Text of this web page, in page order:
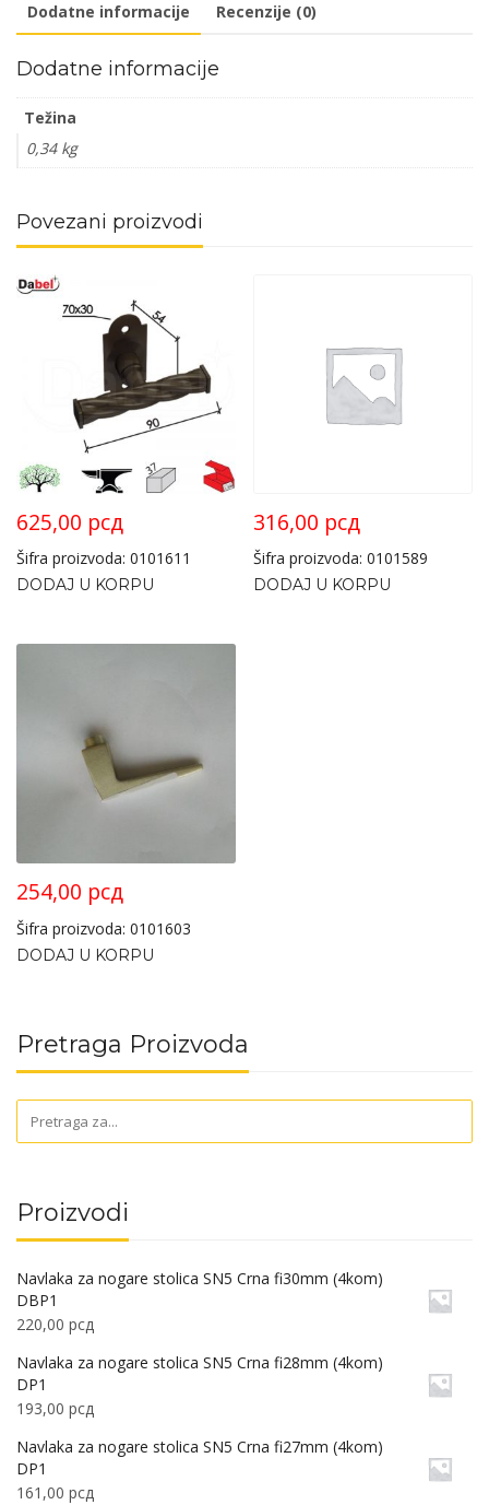
Dodatne informacije Recenzije (0)
Dodatne informacije
Težina
0,34 kg
Povezani proizvodi
625,00 рсд
Šifra proizvoda: 0101611
DODAJ U KORPU
316,00 рсд
Šifra proizvoda: 0101589
DODAJ U KORPU
254,00 рсд
Šifra proizvoda: 0101603
DODAJ U KORPU
Pretraga Proizvoda
Proizvodi
Navlaka za nogare stolica SN5 Crna fi30mm (4kom)
DBP1
220,00 рсд
Navlaka za nogare stolica SN5 Crna fi28mm (4kom)
DP1
193,00 рсд
Navlaka za nogare stolica SN5 Crna fi27mm (4kom)
DP1
161,00 рсд